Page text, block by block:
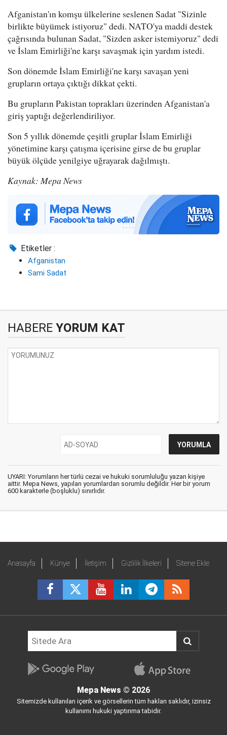
Afganistan'ın komşu ülkelerine seslenen Sadat "Sizinle
birlikte büyümek istiyoruz" dedi. NATO'ya maddi destek
çağrısında bulunan Sadat, "Sizden asker istemiyoruz" dedi
ve İslam Emirliği'ne karşı savaşmak için yardım istedi.
Son dönemde İslam Emirliği'ne karşı savaşan yeni
grupların ortaya çıktığı dikkat çekti.
Bu grupların Pakistan toprakları üzerinden Afganistan'a
giriş yaptığı değerlendiriliyor.
Son 5 yıllık dönemde çeşitli gruplar İslam Emirliği
yönetimine karşı çatışma içerisine girse de bu gruplar
büyük ölçüde yenilgiye uğrayarak dağılmıştı.
Kaynak: Mepa News
Etiketler :
Afganistan
Sami Sadat
HABERE YORUM KAT
UYARI: Yorumların her türlü cezai ve hukuki sorumluluğu yazan kişiye
aittir. Mepa News, yapılan yorumlardan sorumlu değildir. Her bir yorum
600 karakterle (boşluklu) sınırlıdır.
Anasayfa Künye İletişim Gizlilik İlkeleri Sitene Ekle
Mepa News © 2026
Sitemizde kullanılan içerik ve görsellerin tüm hakları saklıdır, izinsiz
kullanımı hukuki yaptırıma tabidir.